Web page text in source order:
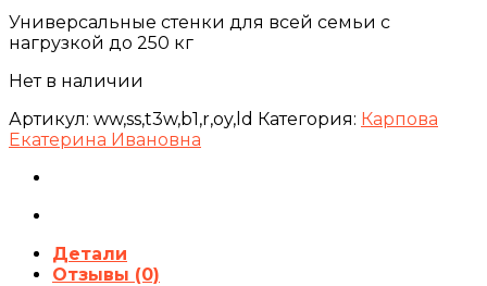
Универсальные стенки для всей семьи с
нагрузкой до 250 кг
Нет в наличии
Артикул: ww,ss,t3w,b1,r,oy,ld Категория: Карпова
Екатерина Ивановна
Детали
Отзывы (0)